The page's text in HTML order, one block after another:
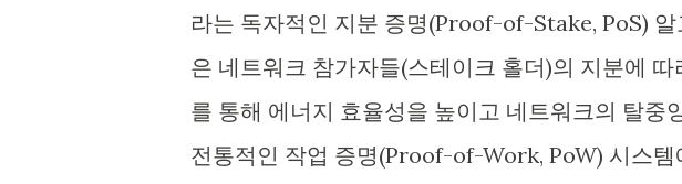
라는 독자적인 지분 증명(Proof-of-Stake, PoS)
은 네트워크 참가자들(스테이크 홀더)의 지분에
를 통해 에너지 효율성을 높이고 네트워크의 탈중
전통적인 작업 증명(Proof-of-Work, PoW) 시스